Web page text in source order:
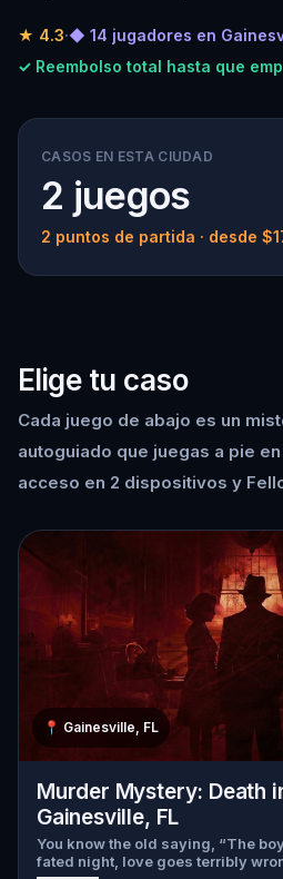
★ 4.3·◆ 14 jugadores en
✓ Reembolso total hasta que
CASOS EN ESTA CIUDAD
2 juegos
2 puntos de partida · desde
Elige tu caso
Cada juego de abajo es un
autoguiado que juegas a pie
acceso en 2 dispositivos y
📍 Gainesville, FL
Murder Mystery: Death
Gainesville, FL
You know the old saying, “The
fated night, love goes terribly